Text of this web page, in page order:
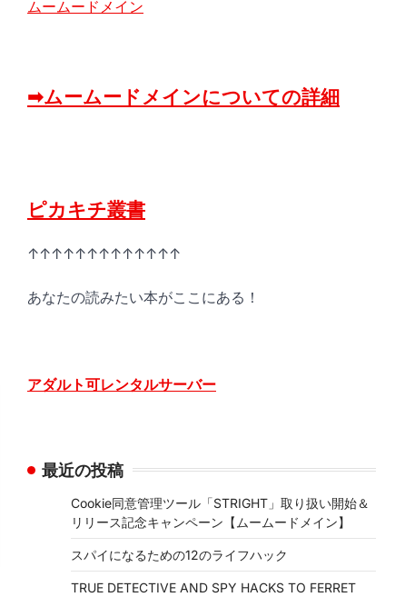
ムームードメイン
➡ムームードメインについての詳細
ピカキチ叢書
↑↑↑↑↑↑↑↑↑↑↑↑↑
あなたの読みたい本がここにある！
アダルト可レンタルサーバー
最近の投稿
Cookie同意管理ツール「STRIGHT」取り扱い開始＆
リリース記念キャンペーン【ムームードメイン】
スパイになるための12のライフハック
TRUE DETECTIVE AND SPY HACKS TO FERRET